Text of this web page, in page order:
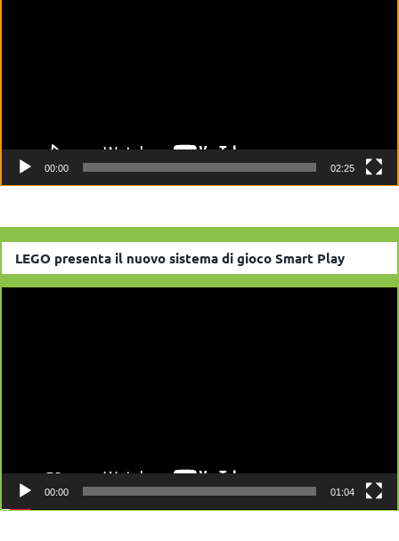
00:00 02:25
LEGO presenta il nuovo sistema di gioco Smart Play
00:00 01:04